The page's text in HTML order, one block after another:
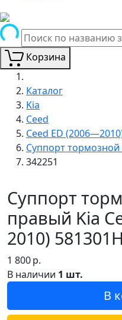
Корзина
Каталог
Kia
Ceed
Ceed ED
Суппорт
342251
Суппорт
правый Kia
2010)
1 800р.
В наличии 1 шт.
В